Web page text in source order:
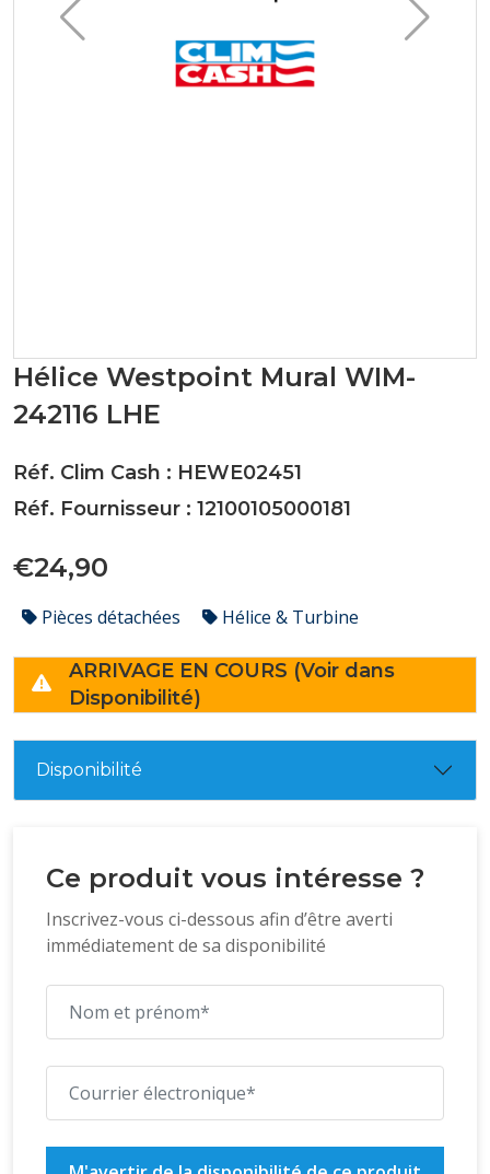
Hélice Westpoint Mural WIM-
242116 LHE
Réf. Clim Cash : HEWE02451
Réf. Fournisseur : 12100105000181
€24,90
Pièces détachées Hélice & Turbine
ARRIVAGE EN COURS (Voir dans
Disponibilité)
Disponibilité
Ce produit vous intéresse ?
Inscrivez-vous ci-dessous afin d’être averti
immédiatement de sa disponibilité